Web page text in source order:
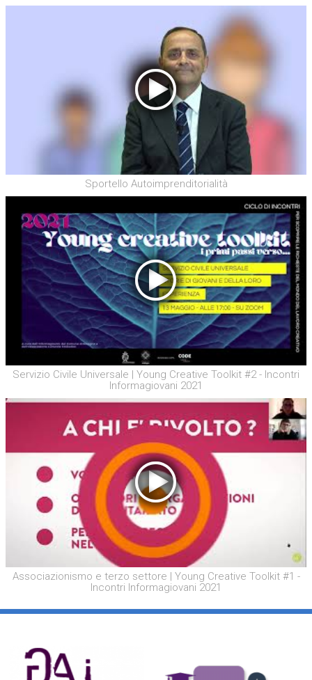
Sportello Autoimprenditorialità
Servizio Civile Universale | Young Creative Toolkit #2 - Incontri
Informagiovani 2021
Associazionismo e terzo settore | Young Creative Toolkit #1 -
Incontri Informagiovani 2021